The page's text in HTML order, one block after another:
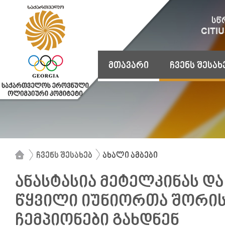
მთავარი ჩვენს
ჩვენს შესახებ ახალი ამბები
ანასტასია მეტელკინას
წყვილი იუნიორთა
ჩემპიონები გახდნენ